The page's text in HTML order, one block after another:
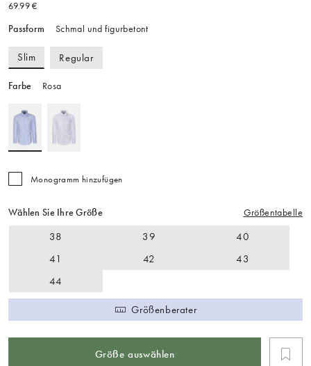
69.99 €
Passform Schmal und figurbetont
Slim Regular
Farbe Rosa
Monogramm hinzufügen
Wählen Sie Ihre Größe Größentabelle
38 39
40
41
42
43
44
Größenberater
Größe auswählen